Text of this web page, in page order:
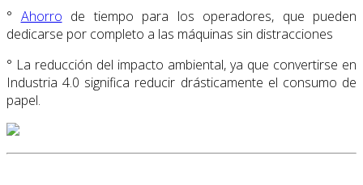
° Ahorro de tiempo para los operadores, que pueden
dedicarse por completo a las máquinas sin distracciones
° La reducción del impacto ambiental, ya que convertirse en
Industria 4.0 significa reducir drásticamente el consumo de
papel.